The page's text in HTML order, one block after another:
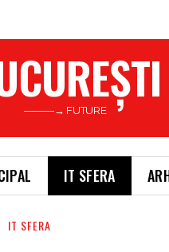
———→ FUTURE
IT SFERA
IT SFERA